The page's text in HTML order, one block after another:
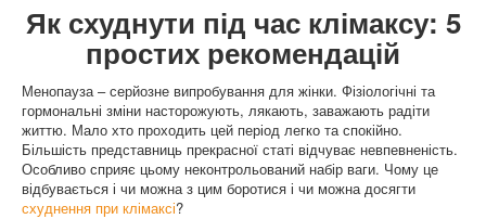
Мати та дитина
Незвідане
Рецепти
Війна
Як схуднути під час клімаксу: 5
простих рекомендацій
Менопауза – серйозне випробування для жінки. Фізіологічні та
гормональні зміни насторожують, лякають, заважають радіти
життю. Мало хто проходить цей період легко та спокійно.
Більшість представниць прекрасної статі відчуває невпевненість.
Особливо сприяє цьому неконтрольований набір ваги. Чому це
відбувається і чи можна з цим боротися і чи можна досягти
схуднення при клімаксі?